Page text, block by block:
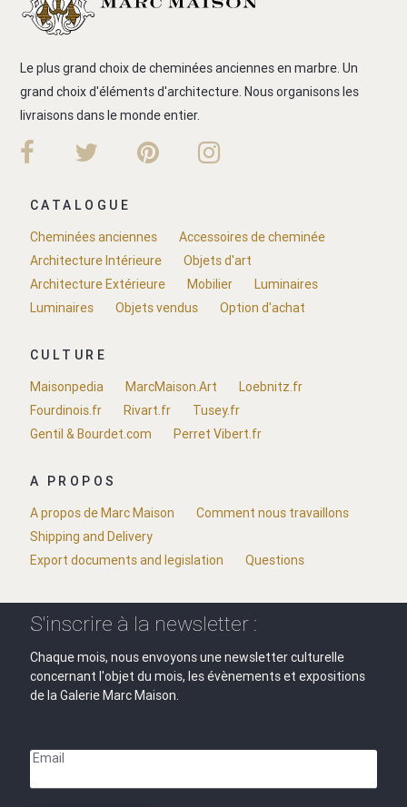
Le plus grand choix de cheminées anciennes en marbre. Un
grand choix d'éléments d'architecture. Nous organisons les
livraisons dans le monde entier.
CATALOGUE
Cheminées anciennes
Accessoires de cheminée
Architecture Intérieure
Objets d'art
Architecture Extérieure
Mobilier
Luminaires
Luminaires
Objets vendus Option d'achat
CULTURE
Maisonpedia
MarcMaison.Art
Loebnitz.fr
Fourdinois.fr
Rivart.fr
Tusey.fr
Gentil & Bourdet.com
Perret Vibert.fr
A PROPOS
A propos de Marc Maison
Comment nous travaillons
Shipping and Delivery
Export documents and legislation
Questions
S'inscrire à la newsletter :
Chaque mois, nous envoyons une newsletter culturelle
concernant l'objet du mois, les évènements et expositions
de la Galerie Marc Maison.
Email